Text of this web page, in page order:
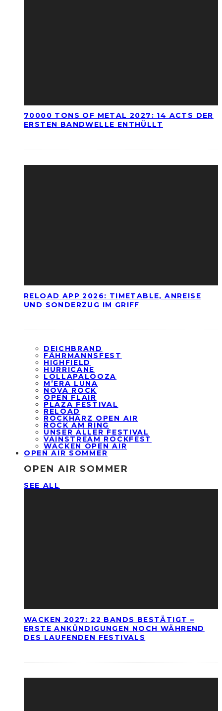
70000 TONS OF METAL 2027: 14 ACTS DER
ERSTEN BANDWELLE ENTHÜLLT
RELOAD APP 2026: TIMETABLE, ANREISE
UND SONDERZUG IM GRIFF
DEICHBRAND
FÄHRMANNSFEST
HIGHFIELD
HURRICANE
LOLLAPALOOZA
M’ERA LUNA
NOVA ROCK
OPEN FLAIR
PLAZA FESTIVAL
RELOAD
ROCKHARZ OPEN AIR
ROCK AM RING
UNSER ALLER FESTIVAL
VAINSTREAM ROCKFEST
WACKEN OPEN AIR
OPEN AIR SOMMER
OPEN AIR SOMMER
SEE ALL
WACKEN 2027: 22 BANDS BESTÄTIGT –
ERSTE ANKÜNDIGUNGEN NOCH WÄHREND
DES LAUFENDEN FESTIVALS